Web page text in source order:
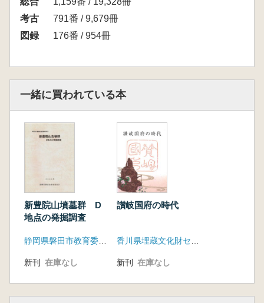
考古
791番 / 9,679冊
図録
176番 / 954冊
一緒に買われている本
新豊院山墳墓群 D
地点の発掘調査
静岡県磐田市教育委員会
新刊 在庫なし
讃岐国府の時代
香川県埋蔵文化財センター
新刊 在庫なし